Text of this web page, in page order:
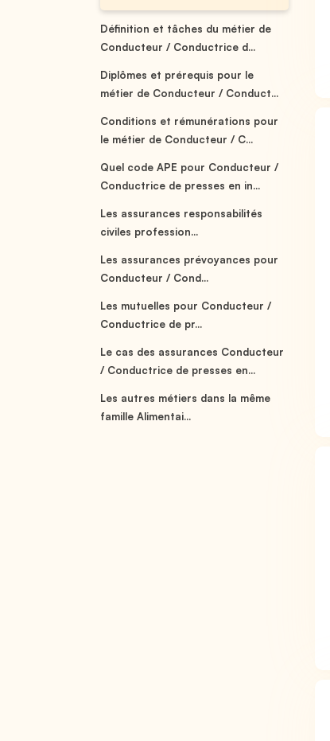
Définition et tâches du métier de
Conducteur / Conductrice d...
Diplômes et prérequis pour le
métier de Conducteur / Conduct...
Conditions et rémunérations pour
le métier de Conducteur / C...
Quel code APE pour Conducteur /
Conductrice de presses en in...
Les assurances responsabilités
civiles profession...
Les assurances prévoyances pour
Conducteur / Cond...
Les mutuelles pour Conducteur /
Conductrice de pr...
Le cas des assurances Conducteur
/ Conductrice de presses en...
Les autres métiers dans la même
famille Alimentai...